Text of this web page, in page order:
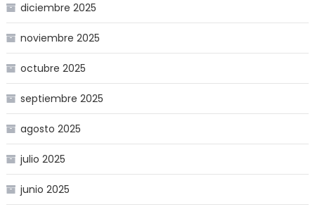
diciembre 2025
noviembre 2025
octubre 2025
septiembre 2025
agosto 2025
julio 2025
junio 2025